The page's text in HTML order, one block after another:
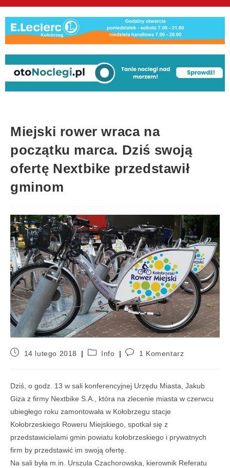
Miejski rower wraca na
początku marca. Dziś swoją
ofertę Nextbike przedstawił
gminom
14 lutego 2018 Info 1 Komentarz
Dziś, o godz. 13 w sali konferencyjnej Urzędu Miasta, Jakub
Giza z firmy Nextbike S.A., która na zlecenie miasta w czerwcu
ubiegłego roku zamontowała w Kołobrzegu stacje
Kołobrzeskiego Roweru Miejskiego, spotkał się z
przedstawicielami gmin powiatu kołobrzeskiego i prywatnych
firm by przedstawić im swoją ofertę.
Na sali była m.in. Urszula Czachorowska, kierownik Referatu